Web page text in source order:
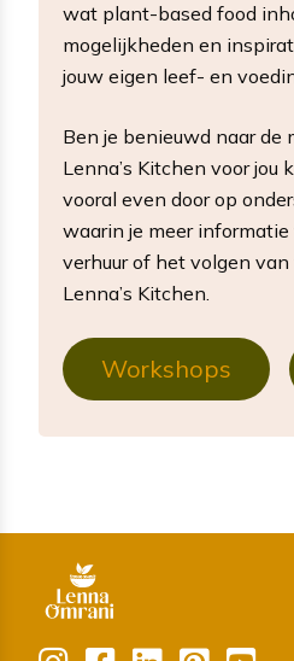
wat plant-based food
mogelijkheden en
jouw eigen leef- en
Ben je benieuwd naar de
Lenna’s Kitchen voor jou
vooral even door op
waarin je meer
verhuur of het volgen
Lenna’s Kitchen.
Workshops